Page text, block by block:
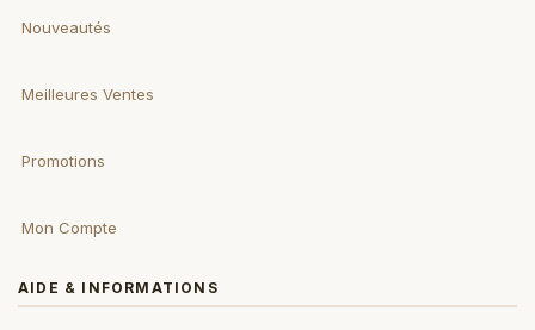
Nouveautés
Meilleures Ventes
Promotions
Mon Compte
AIDE & INFORMATIONS